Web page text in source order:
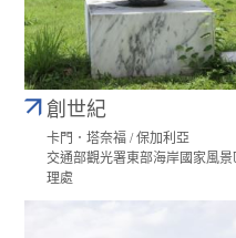
創世紀
卡門．塔奈福 / 保加利亞
交通部觀光署東部海岸國家風景
理處